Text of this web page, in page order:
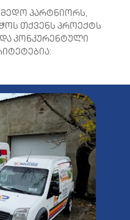
პარტნიორს,
თქვენს პროექტს
კონკურენტული